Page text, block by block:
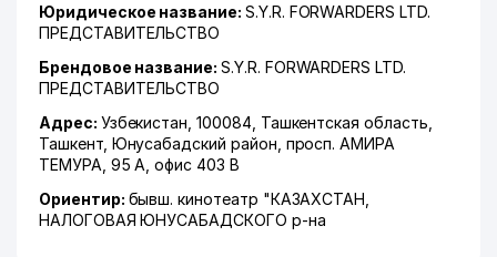
Юридическое название: S.Y.R. FORWARDERS LTD.
ПРЕДСТАВИТЕЛЬСТВО
Брендовое название: S.Y.R. FORWARDERS LTD.
ПРЕДСТАВИТЕЛЬСТВО
Адрес: Узбекистан, 100084, Ташкентская область
Ташкент, Юнусабадский район просп. АМИРА
ТЕМУРА , 95 А, офис 403 В
Ориентир: бывш. кинотеатр "КАЗАХСТАН,
НАЛОГОВАЯ ЮНУСАБАДСКОГО р-на